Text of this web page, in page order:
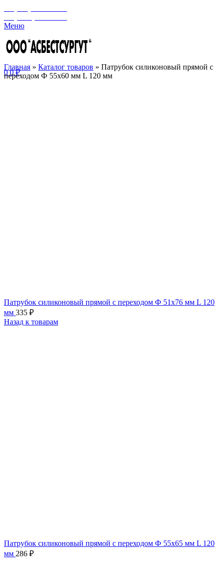
Меню
00₽
Главная » Каталог товаров » Патрубок силиконовый прямой с
переходом Ф 55х60 мм L 120 мм
Патрубок силиконовый прямой с переходом Ф 51х76 мм L 120
мм 335 ₽
Назад к товарам
Патрубок силиконовый прямой с переходом Ф 55х65 мм L 120
мм 286 ₽